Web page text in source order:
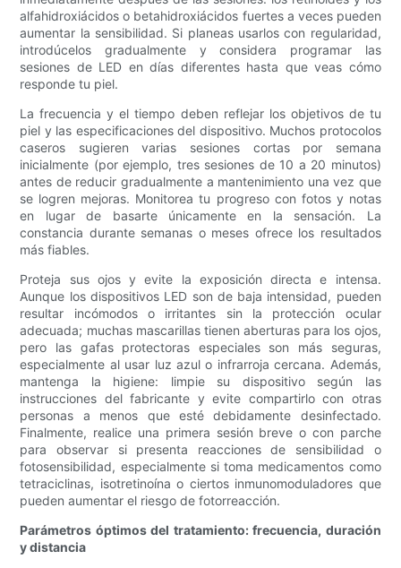
alfahidroxiácidos o betahidroxiácidos fuertes a veces pueden
aumentar la sensibilidad. Si planeas usarlos con regularidad,
introdúcelos gradualmente y considera programar las
sesiones de LED en días diferentes hasta que veas cómo
responde tu piel.
La frecuencia y el tiempo deben reflejar los objetivos de tu
piel y las especificaciones del dispositivo. Muchos protocolos
caseros sugieren varias sesiones cortas por semana
inicialmente (por ejemplo, tres sesiones de 10 a 20 minutos)
antes de reducir gradualmente a mantenimiento una vez que
se logren mejoras. Monitorea tu progreso con fotos y notas
en lugar de basarte únicamente en la sensación. La
constancia durante semanas o meses ofrece los resultados
más fiables.
Proteja sus ojos y evite la exposición directa e intensa.
Aunque los dispositivos LED son de baja intensidad, pueden
resultar incómodos o irritantes sin la protección ocular
adecuada; muchas mascarillas tienen aberturas para los ojos,
pero las gafas protectoras especiales son más seguras,
especialmente al usar luz azul o infrarroja cercana. Además,
mantenga la higiene: limpie su dispositivo según las
instrucciones del fabricante y evite compartirlo con otras
personas a menos que esté debidamente desinfectado.
Finalmente, realice una primera sesión breve o con parche
para observar si presenta reacciones de sensibilidad o
fotosensibilidad, especialmente si toma medicamentos como
tetraciclinas, isotretinoína o ciertos inmunomoduladores que
pueden aumentar el riesgo de fotorreacción.
Parámetros óptimos del tratamiento: frecuencia, duración
y distancia